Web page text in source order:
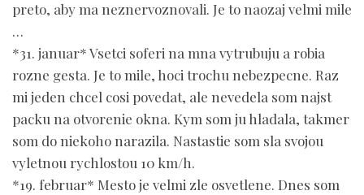
preto, aby ma neznervoznovali. Je to naozaj velmi mile
…
*31. januar* Vsetci soferi na mna vytrubuju a robia
rozne gesta. Je to mile, hoci trochu nebezpecne. Raz
mi jeden chcel cosi povedat, ale nevedela som najst
packu na otvorenie okna. Kym som ju hladala, takmer
som do niekoho narazila. Nastastie som sla svojou
vyletnou rychlostou 10 km/h.
*19. februar* Mesto je velmi zle osvetlene. Dnes som